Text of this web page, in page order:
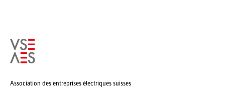
Association des entreprises électriques suisses